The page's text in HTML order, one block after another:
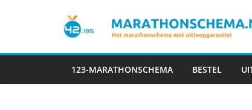
inhoud
123-MARATHONSCHEMA BESTEL